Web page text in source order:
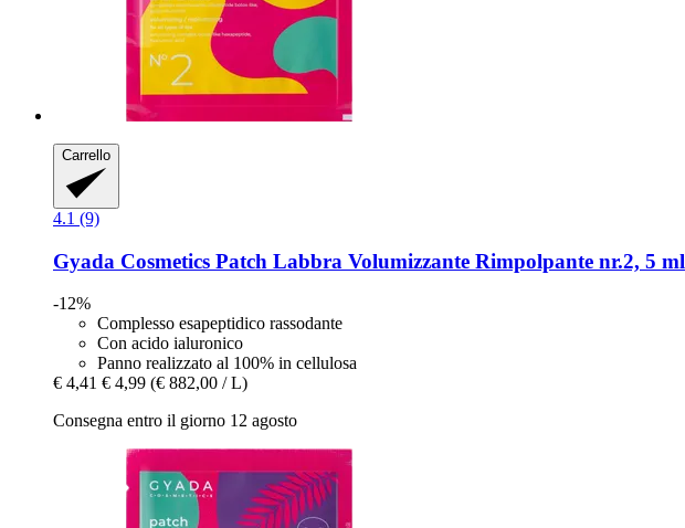
Carrello
4.1 (9)
Gyada Cosmetics Patch Labbra Volumizzante Rimpolpante nr.2, 5 ml
-12%
Complesso esapeptidico rassodante
Con acido ialuronico
Panno realizzato al 100% in cellulosa
€ 4,41 € 4,99 (€ 882,00 / L)
Consegna entro il giorno 12 agosto